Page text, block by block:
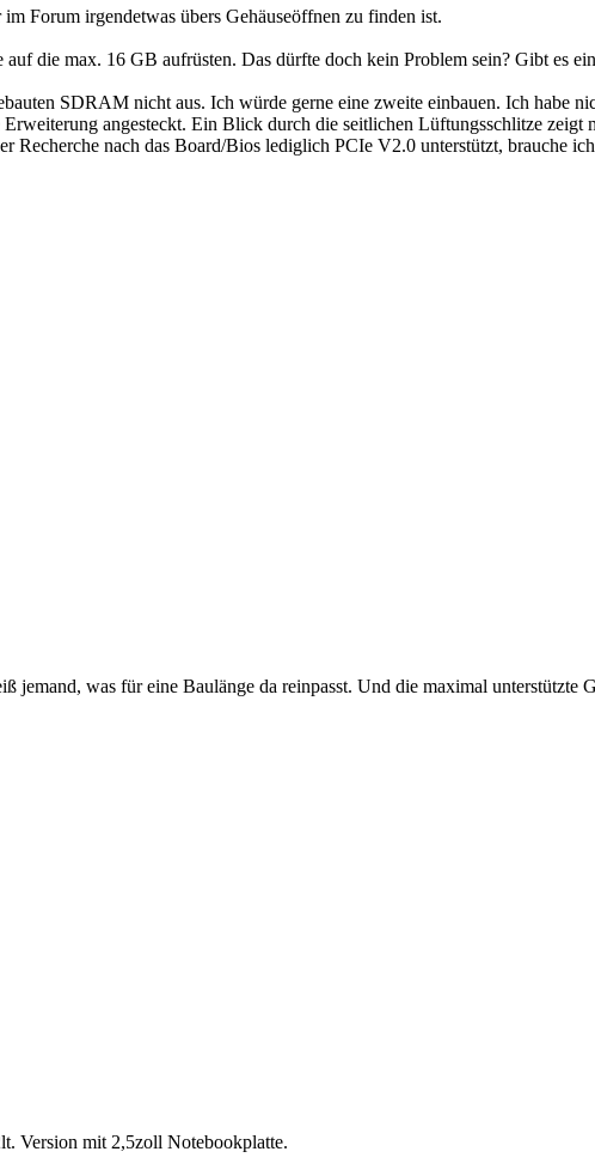
Forum irgendetwas übers Gehäuseöffnen zu finden ist.
die max. 16 GB aufrüsten. Das dürfte doch kein Problem sein? Gibt es
SDRAM nicht aus. Ich würde gerne eine zweite einbauen. Ich habe
angesteckt. Ein Blick durch die seitlichen Lüftungsschlitze zeigt
Recherche nach das Board/Bios lediglich PCIe V2.0 unterstützt, brauche
jemand, was für eine Baulänge da reinpasst. Und die maximal unterstützte
Version mit 2,5zoll Notebookplatte.